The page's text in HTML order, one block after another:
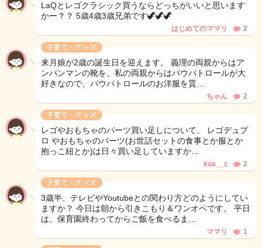
LaQとレゴクラシック買うならどっちがいいと思います
かー？？ 5歳4歳3歳兄弟です🦖🦖🦖
はじめてのママリ 2
子育て・グッズ
来月娘が2歳の誕生日を迎えます。 義理の両親からはア
ンパンマンの靴を、私の両親からはパウパトロールが大
好きなので、パウパトロールのお洋服を貰…
ちゃん 2
子育て・グッズ
レゴやおもちゃのパーツ買い足しについて。 レゴデュプ
ロ やおもちゃのパーツ(お世話セットの食事とか服とか
抱っこ紐とか)は日々買い足していますか…
koa__z 2
子育て・グッズ
3歳半、テレビやYoutubeとの関わり方どのようにしてい
ますか？ 今日は朝から引きこもり＆ワンオペです。 平日
は、保育園終わってからご飯を食べるま…
ママリ 1